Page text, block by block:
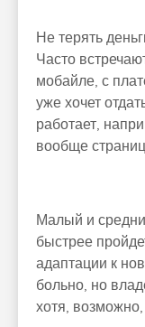
Не терять
Часто
мобайле, с
уже хочет
работает,
вообще
Малый и
быстрее
адаптации к
больно, но
хотя,